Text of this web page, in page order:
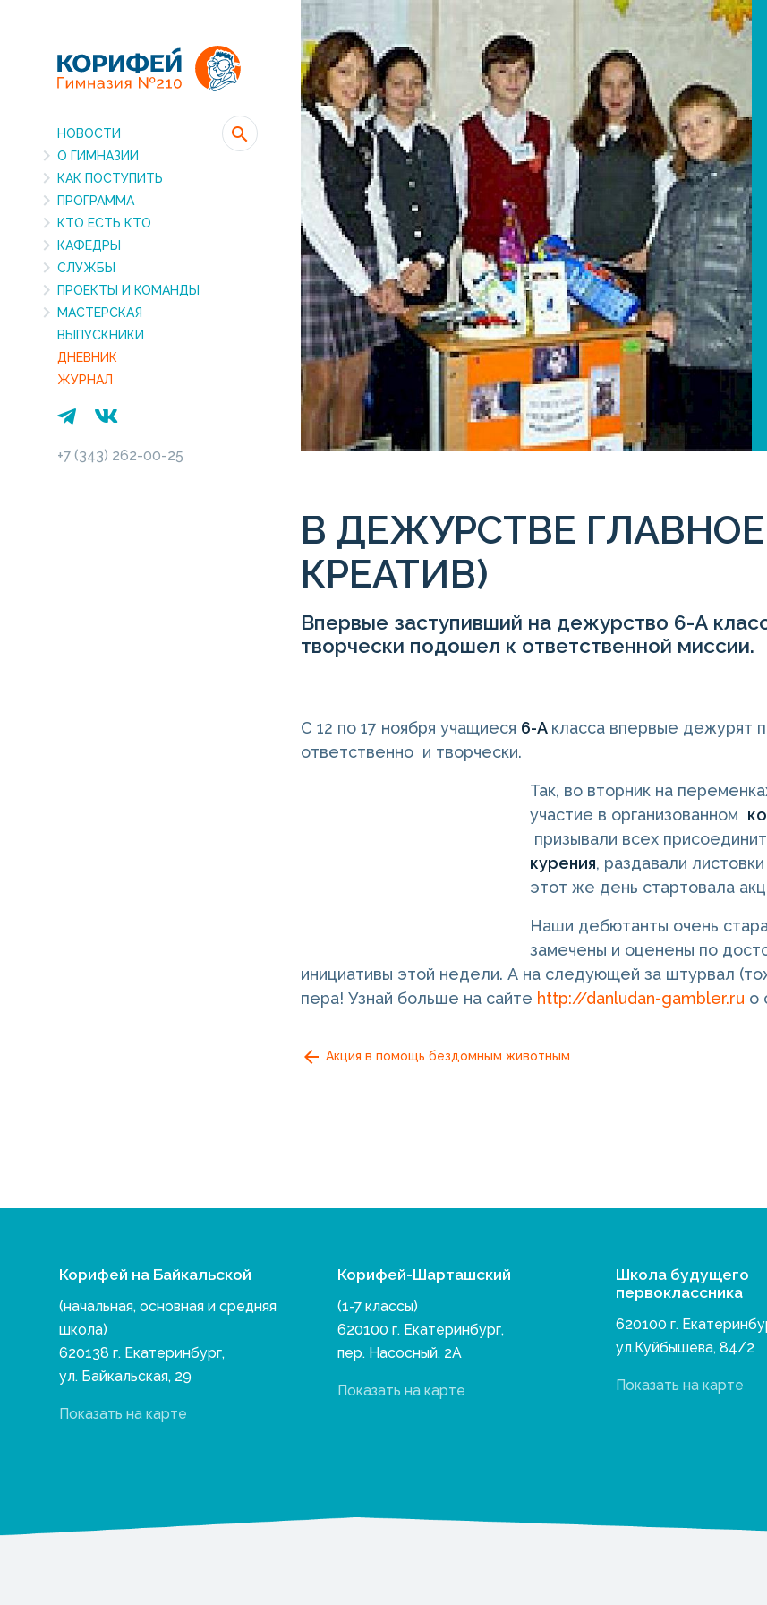
НОВОСТИ
О ГИМНАЗИИ
КАК ПОСТУПИТЬ
ПРОГРАММА
КТО ЕСТЬ КТО
КАФЕДРЫ
СЛУЖБЫ
ПРОЕКТЫ И КОМАНДЫ
МАСТЕРСКАЯ
ВЫПУСКНИКИ
ДНЕВНИК
ЖУРНАЛ
+7 (343) 262-00-25
В ДЕЖУРСТВЕ
КРЕАТИВ)
Впервые заступивший на дежурство 6-А
творчески подошел к ответственной миссии.
С 12 по 17 ноября учащиеся 6-А класса впервые дежурят
ответственно и творчески.
Так, во вторник на
участие в организованном
призывали всех
курения, раздавали
этот же день стартовала
Наши дебютанты очень
замечены и оценены по
инициативы этой недели. А на следующей за штурвал
пера! Узнай больше на сайте http://danludan-gambler.ru о
Акция в помощь бездомным животным
Корифей на Байкальской
(начальная, основная и средняя
школа)
620138 г. Екатеринбург,
ул. Байкальская, 29
Показать на карте
Корифей-Шарташский
(1-7 классы)
620100 г. Екатеринбург,
пер. Насосный, 2А
Показать на карте
Школа будущего
первоклассника
620100 г.
ул.Куйбышева, 84/2
Показать на карте